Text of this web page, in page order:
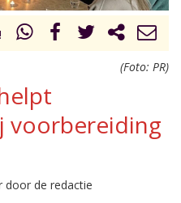
(Foto: PR)
voorbereiding
door de redactie